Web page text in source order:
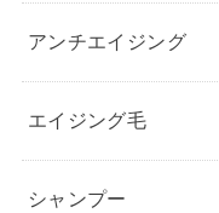
アンチエイジング
エイジング毛
シャンプー